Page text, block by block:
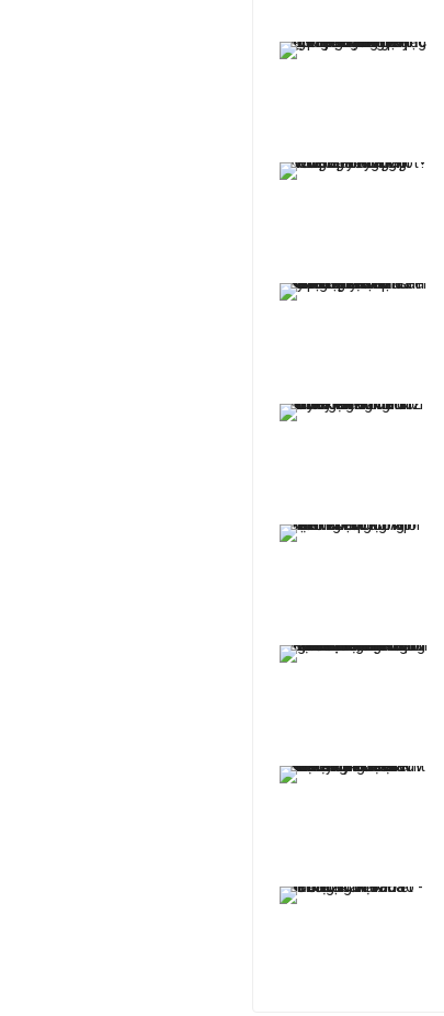
Zin - Tân Binh Vpop mạnh dạn tung MV đầu tay giữa làn sóng nhạc hit tháng 10
MV “Starry Night” - “Siêu phẩm” rap trường Báo có gì hot?
Dàn nghệ sĩ đình đám quy tụ tại sân khấu chào tân Fire Up 2023: Stellarous
Thuý Ngân chính thức lên tiếng tin đồn hẹn hò Jack 2 năm
TikToker Lương Âm Nhạc: “Có áp lực mới có kim cương”
Đinh Huệ Như Trinh “chiếm sóng” hàng ghế đầu Gala WeChoice Awards 2023: Thần thái cuốn hút, khí chất tựa đại minh tinh
Jack tung teaser chính thức của MV Thiên lý ơi - ca khúc hứa hẹn là hit bự 2024
Phương Anh Đào - Tuấn Trần: Mùa Tết đặc biệt!